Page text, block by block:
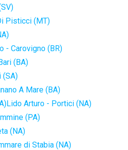
Pisticci (MT)
- Carovigno (BR)
(BA)
(SA)
A Mare (BA)
Lido Arturo - Portici (NA)
(PA)
(NA)
di Stabia (NA)